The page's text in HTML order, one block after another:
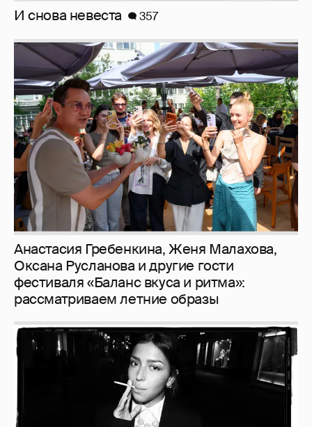
И снова невеста 357
Анастасия Гребенкина, Женя Малахова,
Оксана Русланова и другие гости
фестиваля «Баланс вкуса и ритма»:
рассматриваем летние образы